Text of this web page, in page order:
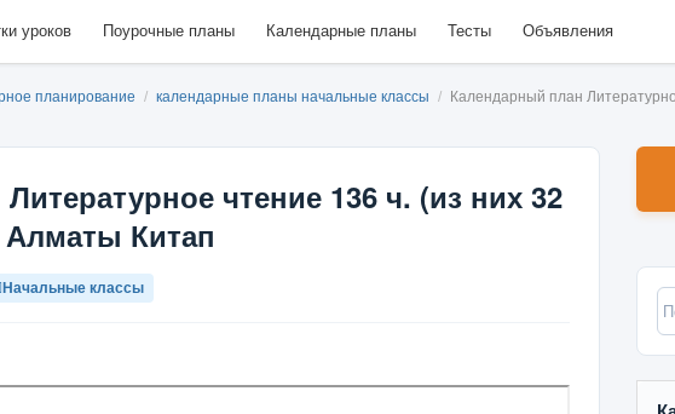
уроков Поурочные планы Календарные планы Тесты Объявления
планирование / календарные планы начальные классы /
Календарный план
чтение 136 ч. (из них 32
Алматы Китап
Начальные классы